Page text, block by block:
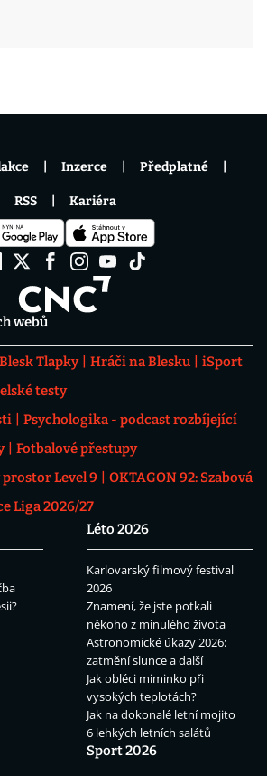
webů
Blesk Tlapky Hráči na Blesku
iSport
testy
Psychologika - podcast rozbíjející
Fotbalové přestupy
Level 9
OKTAGON 92: Szabová
Liga 2026/27
Léto 2026
Karlovarský filmový festival
2026
Znamení, že jste potkali
někoho z minulého života
Astronomické úkazy 2026:
zatmění slunce a další
Jak obléci miminko při
vysokých teplotách?
Jak na dokonalé letní mojito
6 lehkých letních salátů
Sport 2026
Inzerce Předplatné
RSS Kariéra